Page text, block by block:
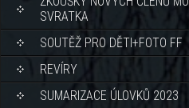
SVRATKA
SOUTĚŽ PRO DĚTI+FOTO FF
REVÍRY
SUMARIZACE ÚLOVKŮ 2023